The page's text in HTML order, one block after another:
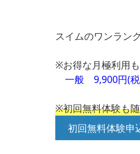
スイムのワンラン
※お得な月極利用
一般 9,900円(
※初回無料体験も
初回無料体験申